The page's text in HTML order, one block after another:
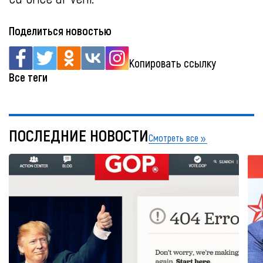
Поделиться новостью
Копировать ссылку
Все теги
ПОСЛЕДНИЕ НОВОСТИСмотреть все